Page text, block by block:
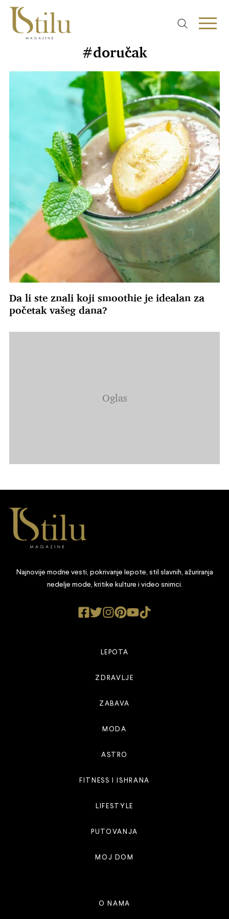
#doručak
Da li ste znali koji smoothie je idealan za
početak vašeg dana?
Najnovije modne vesti, pokrivanje lepote, stil slavnih, ažuriranja
nedelje mode, kritike kulture i video snimci.
LEPOTA
ZDRAVLJE
ZABAVA
MODA
ASTRO
FITNESS I ISHRANA
LIFESTYLE
PUTOVANJA
MOJ DOM
O NAMA